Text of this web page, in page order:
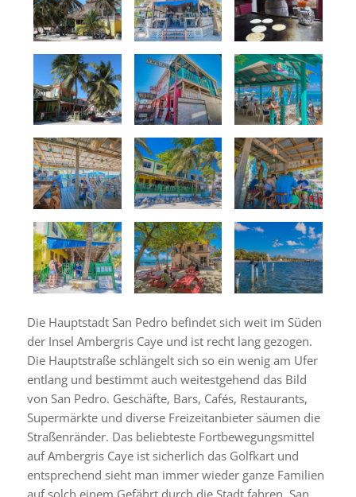
Die Hauptstadt San Pedro befindet sich weit im Süden
der Insel Ambergris Caye und ist recht lang gezogen.
Die Hauptstraße schlängelt sich so ein wenig am Ufer
entlang und bestimmt auch weitestgehend das Bild
von San Pedro. Geschäfte, Bars, Cafés, Restaurants,
Supermärkte und diverse Freizeitanbieter säumen die
Straßenränder. Das beliebteste Fortbewegungsmittel
auf Ambergris Caye ist sicherlich das Golfkart und
entsprechend sieht man immer wieder ganze Familien
auf solch einem Gefährt durch die Stadt fahren. San